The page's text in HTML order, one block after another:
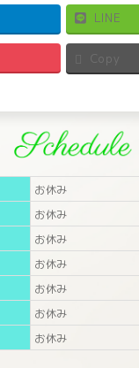
LINE
Copy
お休み
お休み
お休み
お休み
お休み
お休み
お休み